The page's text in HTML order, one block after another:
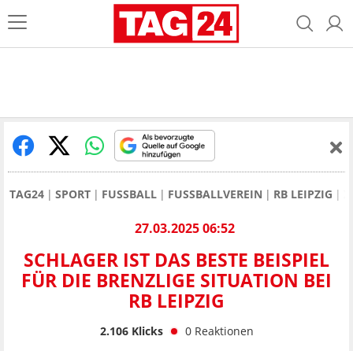
TAG24 SPORT FUSSBALL FUSSBALLVEREIN RB LEIPZIG
27.03.2025 06:52
SCHLAGER IST DAS BESTE BEISPIEL
FÜR DIE BRENZLIGE SITUATION BEI
RB LEIPZIG
2.106Klicks 0 Reaktionen